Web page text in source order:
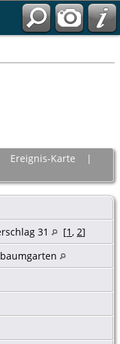
Ereignis-Karte |
31 [1, 2]